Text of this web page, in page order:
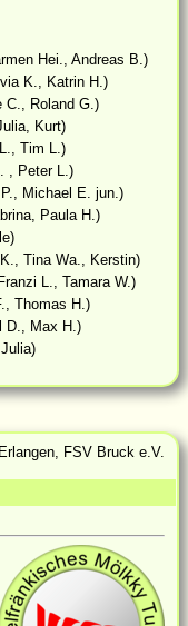
Hei., Andreas B.)
K., Katrin H.)
C., Roland G.)
Kurt)
Tim L.)
, Peter L.)
Michael E. jun.)
Paula H.)
Tina Wa., Kerstin)
L., Tamara W.)
Thomas H.)
D., Max H.)
FSV Bruck e.V.